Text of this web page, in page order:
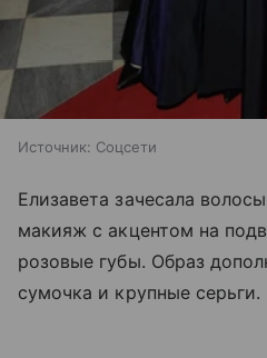
Источник: Соцсети
Елизавета зачесала
макияж с акцентом на
розовые губы. Образ
сумочка и крупные серьги.